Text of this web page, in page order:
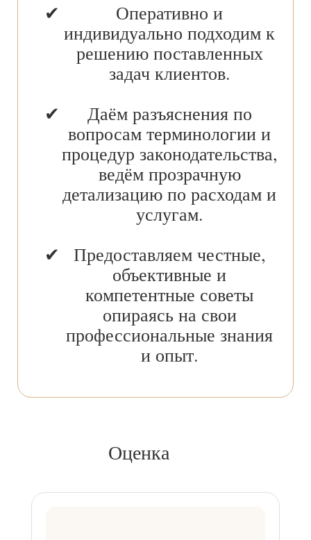
Оперативно и
индивидуально подходим к
решению поставленных
задач клиентов.
Даём разъяснения по
вопросам терминологии и
процедур законодательства,
ведём прозрачную
детализацию по расходам и
услугам.
Предоставляем честные,
объективные и
компетентные советы
опираясь на свои
профессиональные знания
и опыт.
Оценка